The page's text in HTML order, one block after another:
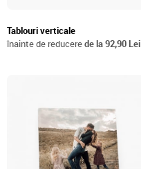
Tablouri verticale
înainte de reducerede la 92,90 Lei